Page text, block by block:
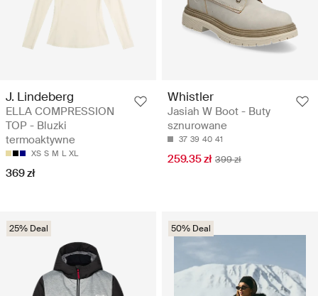
J. Lindeberg
ELLA COMPRESSION
TOP - Bluzki
termoaktywne
XS S M L XL
369 zł
Whistler
Jasiah W Boot - Buty
sznurowane
37 39 40 41
259.35 zł 399 zł
25% Deal 50% Deal